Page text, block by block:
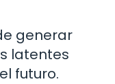
generar
latentes
futuro.